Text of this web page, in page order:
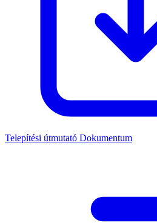
Telepítési útmutató Dokumentum